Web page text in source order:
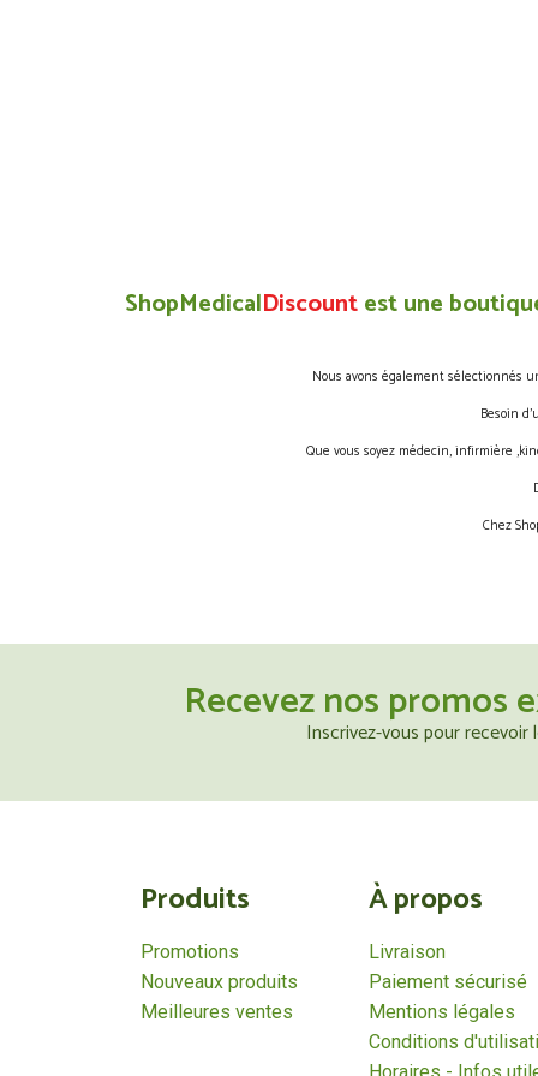
ShopMedicalDiscountest une
Nous avons également sélectionnés
Besoin
Que vous soyez médecin, infirmière
Chez
Recevez nos promos
Inscrivez-vous pour
Produits
Promotions
Nouveaux produits
Meilleures ventes
À propos
Livraison
Paiement sécurisé
Mentions légales
Conditions